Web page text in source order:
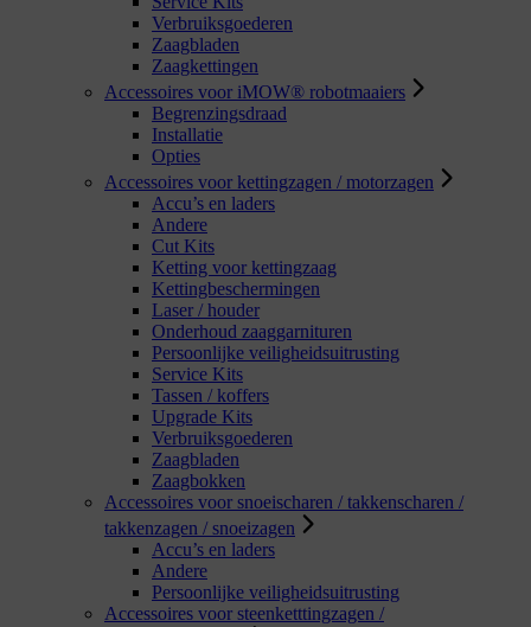
Verbruiksgoederen
Zaagbladen
Zaagkettingen
Accessoires voor iMOW® robotmaaiers
Begrenzingsdraad
Installatie
Opties
Accessoires voor kettingzagen / motorzagen
Accu’s en laders
Andere
Cut Kits
Ketting voor kettingzaag
Kettingbeschermingen
Laser / houder
Onderhoud zaaggarnituren
Persoonlijke veiligheidsuitrusting
Service Kits
Tassen / koffers
Upgrade Kits
Verbruiksgoederen
Zaagbladen
Zaagbokken
Accessoires voor snoeischaren / takkenscharen /
takkenzagen / snoeizagen
Accu’s en laders
Andere
Persoonlijke veiligheidsuitrusting
Accessoires voor steenketttingzagen /